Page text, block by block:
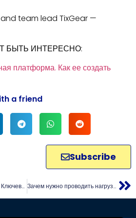
team lead TixGear —
БЫТЬ ИНТЕРЕСНО:
платформа. Как ее создать
a friend
Subscribe
Билетные платформы: Ключевые функции для организаторов топовых событий Зачем нужно проводить нагрузочное тестирование билетных платформ: выгода для организаторов и покупателей